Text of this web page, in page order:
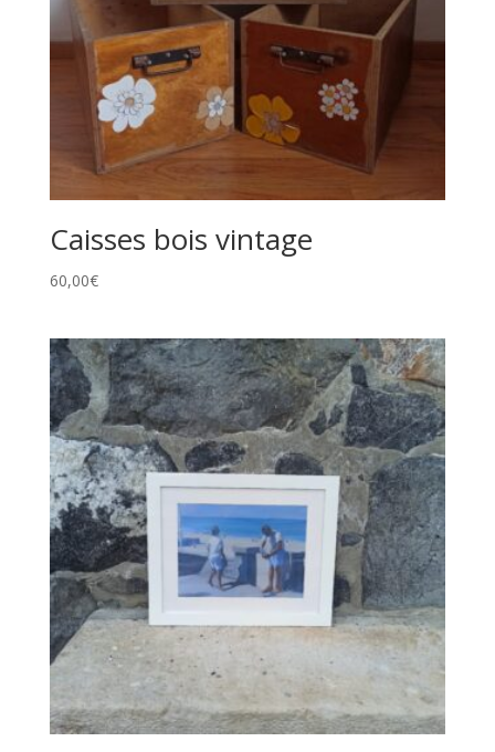
Caisses bois vintage
60,00€